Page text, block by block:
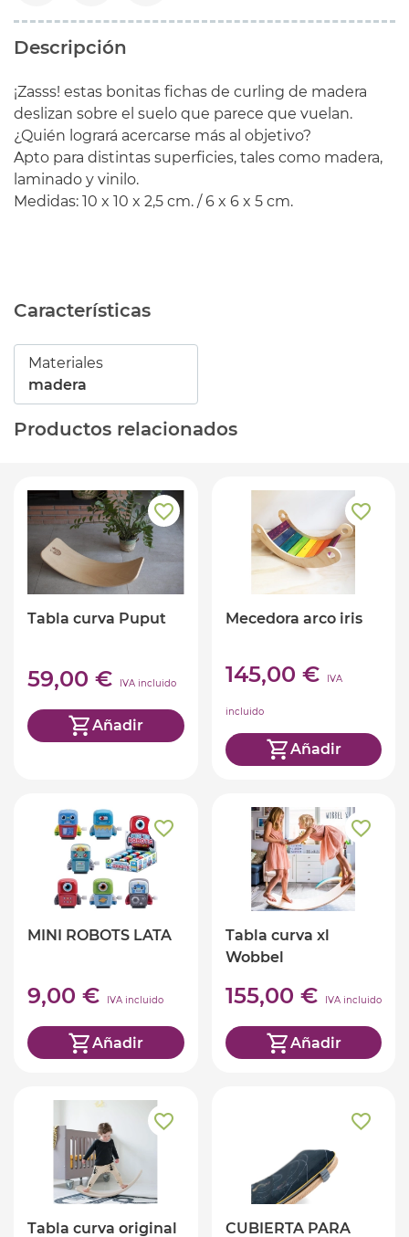
Descripción
¡Zasss! estas bonitas fichas de curling de madera
deslizan sobre el suelo que parece que vuelan.
¿Quién logrará acercarse más al objetivo?
Apto para distintas superficies, tales como madera,
laminado y vinilo.
Medidas: 10 x 10 x 2,5 cm. / 6 x 6 x 5 cm.
Características
Materiales
madera
Productos relacionados
Tabla curva Puput
59,00 € IVA incluido
Añadir
Mecedora arco iris
145,00 € IVA
incluido
Añadir
MINI ROBOTS LATA
9,00 € IVA incluido
Añadir
Tabla curva xl
Wobbel
155,00 € IVA incluido
Añadir
Tabla curva original CUBIERTA PARA